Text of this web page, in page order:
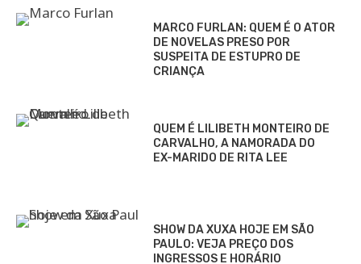
MARCO FURLAN: QUEM É O ATOR
DE NOVELAS PRESO POR
SUSPEITA DE ESTUPRO DE
CRIANÇA
QUEM É LILIBETH MONTEIRO DE
CARVALHO, A NAMORADA DO
EX-MARIDO DE RITA LEE
SHOW DA XUXA HOJE EM SÃO
PAULO: VEJA PREÇO DOS
INGRESSOS E HORÁRIO